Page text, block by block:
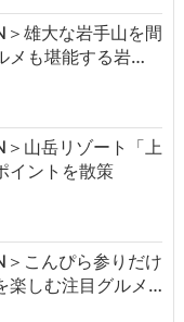
＞雄大な岩手山を間
メも堪能する岩…
＞山岳リゾート「上
イントを散策
＞こんぴら参りだけ
楽しむ注目グルメ…